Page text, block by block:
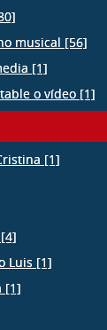
musical [56]
[1]
o vídeo [1]
[1]
[4]
Luis [1]
[1]